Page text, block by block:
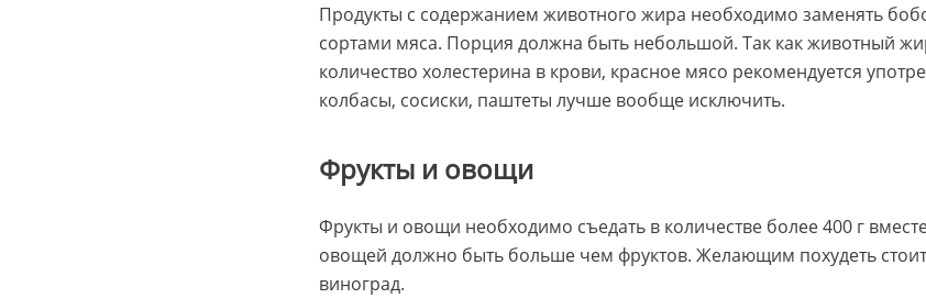
Продукты с содержанием животного жира необходимо заменять
сортами мяса. Порция должна быть небольшой. Так как животный
количество холестерина в крови, красное мясо рекомендуется
колбасы, сосиски, паштеты лучше вообще исключить.
Фрукты и овощи
Фрукты и овощи необходимо съедать в количестве более 400 г
овощей должно быть больше чем фруктов. Желающим похудеть
виноград.